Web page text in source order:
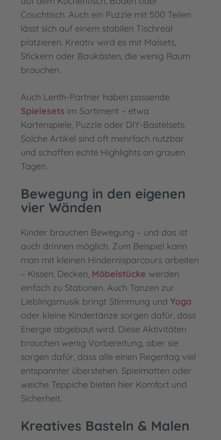
Couchtisch. Auch ein Puzzle mit 500 Teilen
lässt sich auf einem stabilen Tischreal
platzieren. Kreativ wird es mit Malsets,
Stickern oder Baukästen, die wenig Raum
brauchen.
Auch Lenth-Partner haben passende
Spielesets im Sortiment – etwa
Kartenspiele, Puzzle oder DIY-Bastelsets.
Solche Artikel sind oft mehrfach nutzbar
und schaffen echte Highlights an grauen
Tagen.
Bewegung in den eigenen
vier Wänden
Kinder brauchen Bewegung – und das ist
auch drinnen möglich. Zum Beispiel kann
man mit kleinen Hindernisparcours arbeiten
– Kissen, Decken, Möbelstücke werden
einfach zu Stationen. Auch Tanzen zur
Lieblingsmusik bringt Stimmung und Yoga
oder kleine Kindertänze sorgen dafür, dass
Energie abgebaut wird. Diese Aktivitäten
brauchen wenig Vorbereitung, aber sie
sorgen dafür, dass alle einen Regentag viel
entspannter überstehen. Spielmatten oder
weiche Teppiche bieten hier Komfort und
Sicherheit.
Kreatives Basteln & Malen